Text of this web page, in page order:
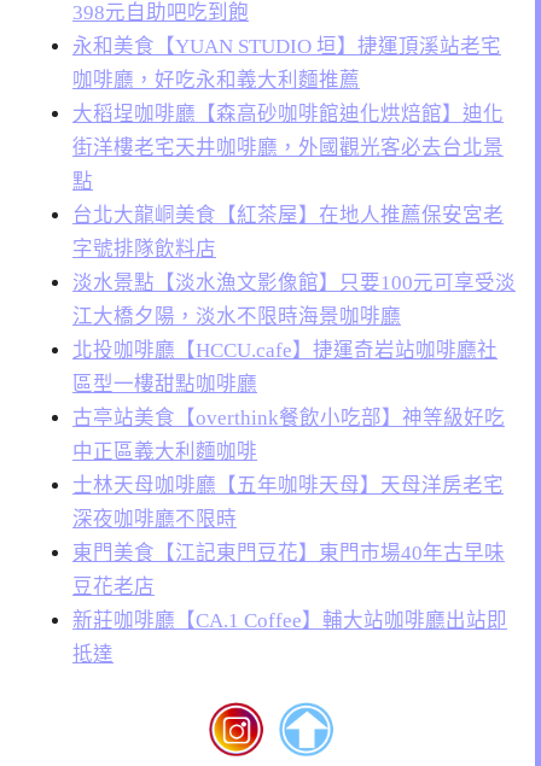
398元自助吧吃到飽
永和美食【YUAN STUDIO 垣】捷運頂溪站老宅
咖啡廳，好吃永和義大利麵推薦
大稻埕咖啡廳【森高砂咖啡館迪化烘焙館】迪化
街洋樓老宅天井咖啡廳，外國觀光客必去台北景
點
台北大龍峒美食【紅茶屋】在地人推薦保安宮老
字號排隊飲料店
淡水景點【淡水漁文影像館】只要100元可享受淡
江大橋夕陽，淡水不限時海景咖啡廳
北投咖啡廳【HCCU.cafe】捷運奇岩站咖啡廳社
區型一樓甜點咖啡廳
古亭站美食【overthink餐飲小吃部】神等級好吃
中正區義大利麵咖啡
士林天母咖啡廳【五年咖啡天母】天母洋房老宅
深夜咖啡廳不限時
東門美食【江記東門豆花】東門市場40年古早味
豆花老店
新莊咖啡廳【CA.1 Coffee】輔大站咖啡廳出站即
抵達